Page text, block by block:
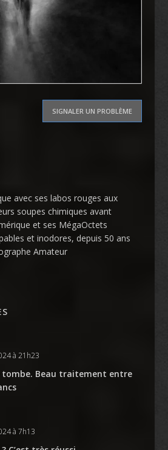
SIGNALER UN PROBLÈME
avec ses labos rouges aux
soupes chimiques avant
et ses MégaOctets
et inodores, depuis 50 ans
Amateur
à 21h23
tombe. Beau traitement entre
à 7h13